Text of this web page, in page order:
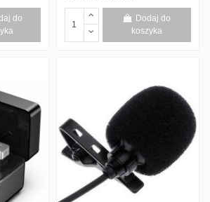
do
Dodaj do
koszyka